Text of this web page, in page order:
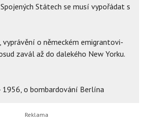
Státech se musí vypořádat s
vyprávění o německém emigrantovi-
zavál až do dalekého New Yorku.
1956, o bombardování Berlína